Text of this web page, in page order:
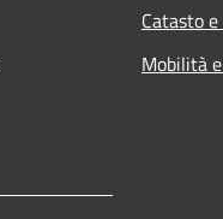
Catasto
Mobilità